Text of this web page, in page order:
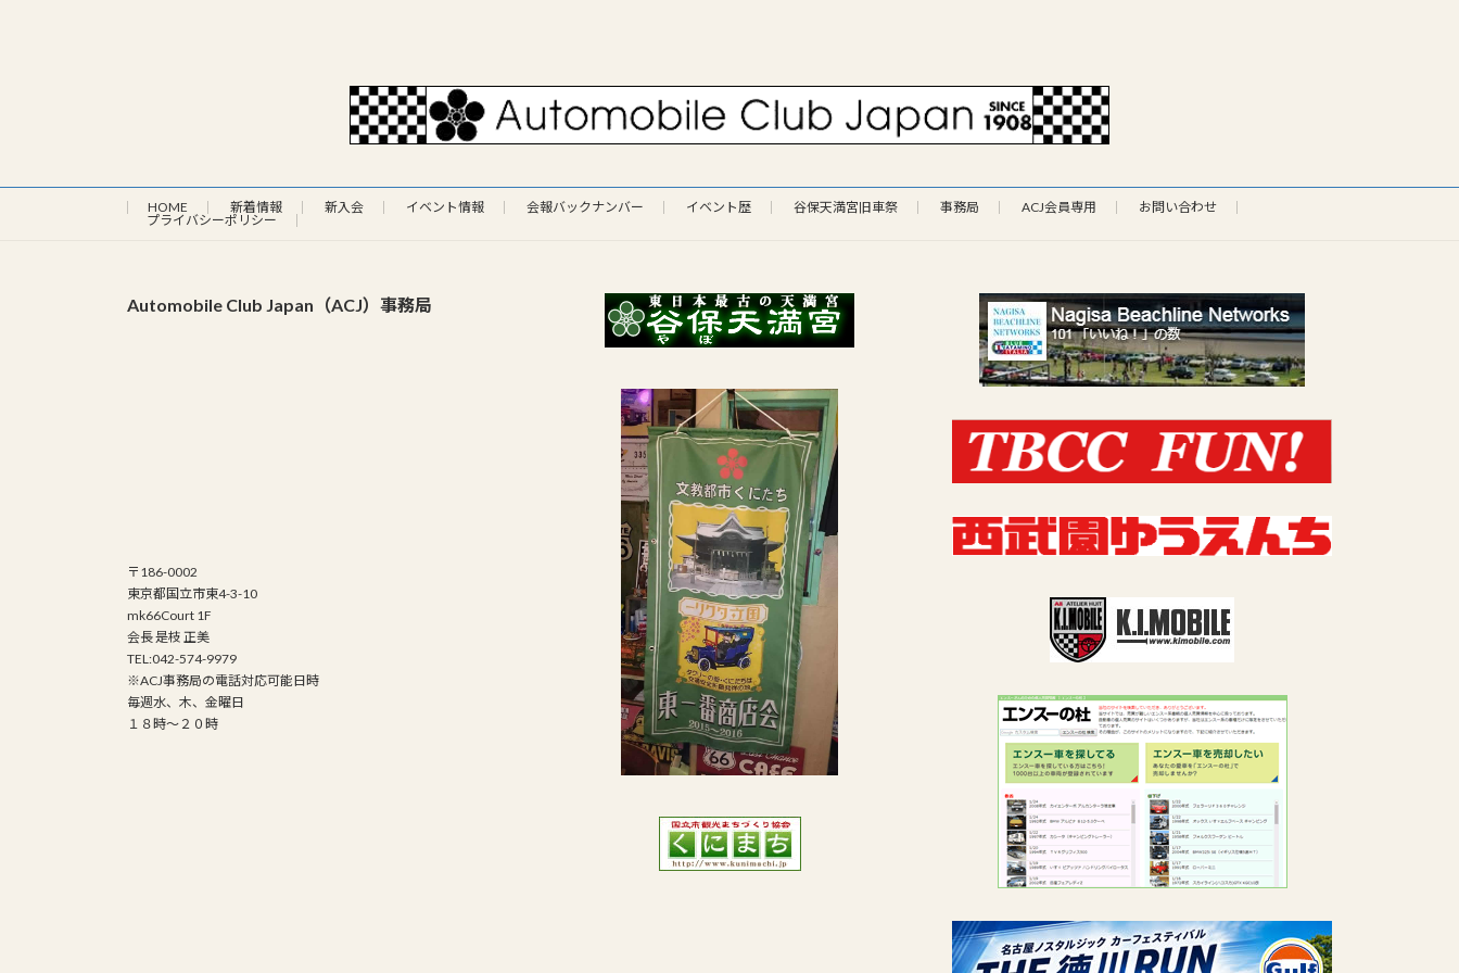
HOME 新着情報 新入会 イベント情報 会報バックナンバー イベント歴 谷保天満宮旧車祭 事務局 ACJ会員専用
お問い合わせ
プライバシーポリシー
Automobile Club Japan（ACJ）事務局
〒186-0002
東京都国立市東4-3-10
mk66Court 1F
会長 是枝 正美
TEL:042-574-9979
※ACJ事務局の電話対応可能日時
毎週水、木、金曜日
１８時～２０時